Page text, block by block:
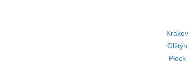
Krakov
Olštýn
Płock